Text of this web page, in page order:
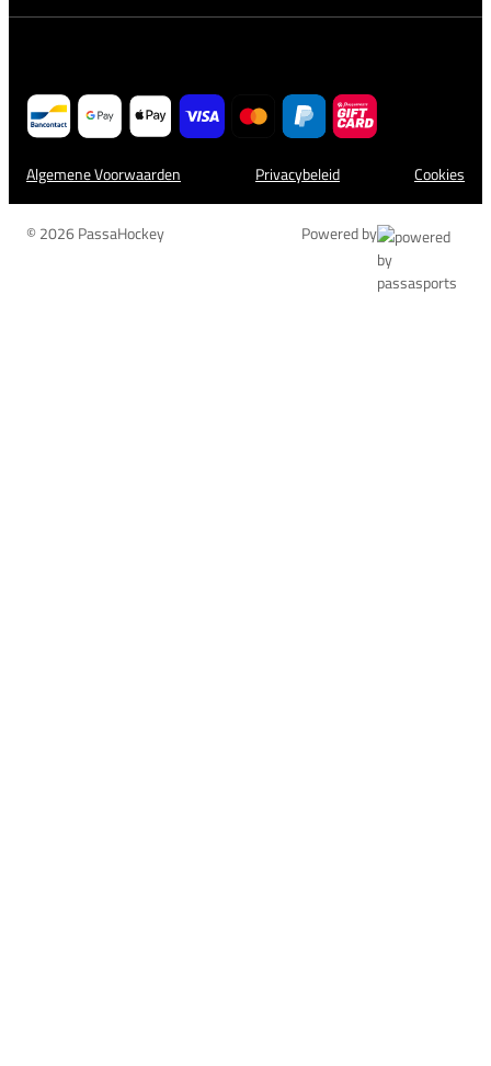
Algemene Voorwaarden Privacybeleid Cookies
© 2026 PassaHockey Powered by